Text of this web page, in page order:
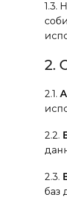
1.3.
2.
2.1.
2.2.
2.3.
баз